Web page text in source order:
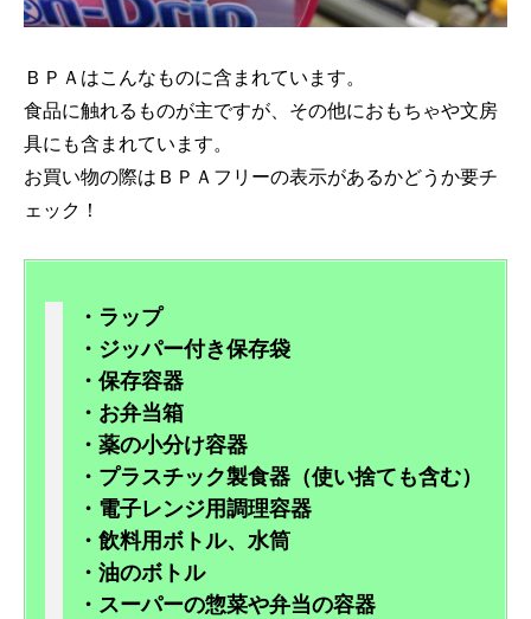
ＢＰＡはこんなものに含まれています。
食品に触れるものが主ですが、その他におもちゃや文房
具にも含まれています。
お買い物の際はＢＰＡフリーの表示があるかどうか要チ
ェック！
・ラップ
・ジッパー付き保存袋
・保存容器
・お弁当箱
・薬の小分け容器
・プラスチック製食器（使い捨ても含む）
・電子レンジ用調理容器
・飲料用ボトル、水筒
・油のボトル
・スーパーの惣菜や弁当の容器